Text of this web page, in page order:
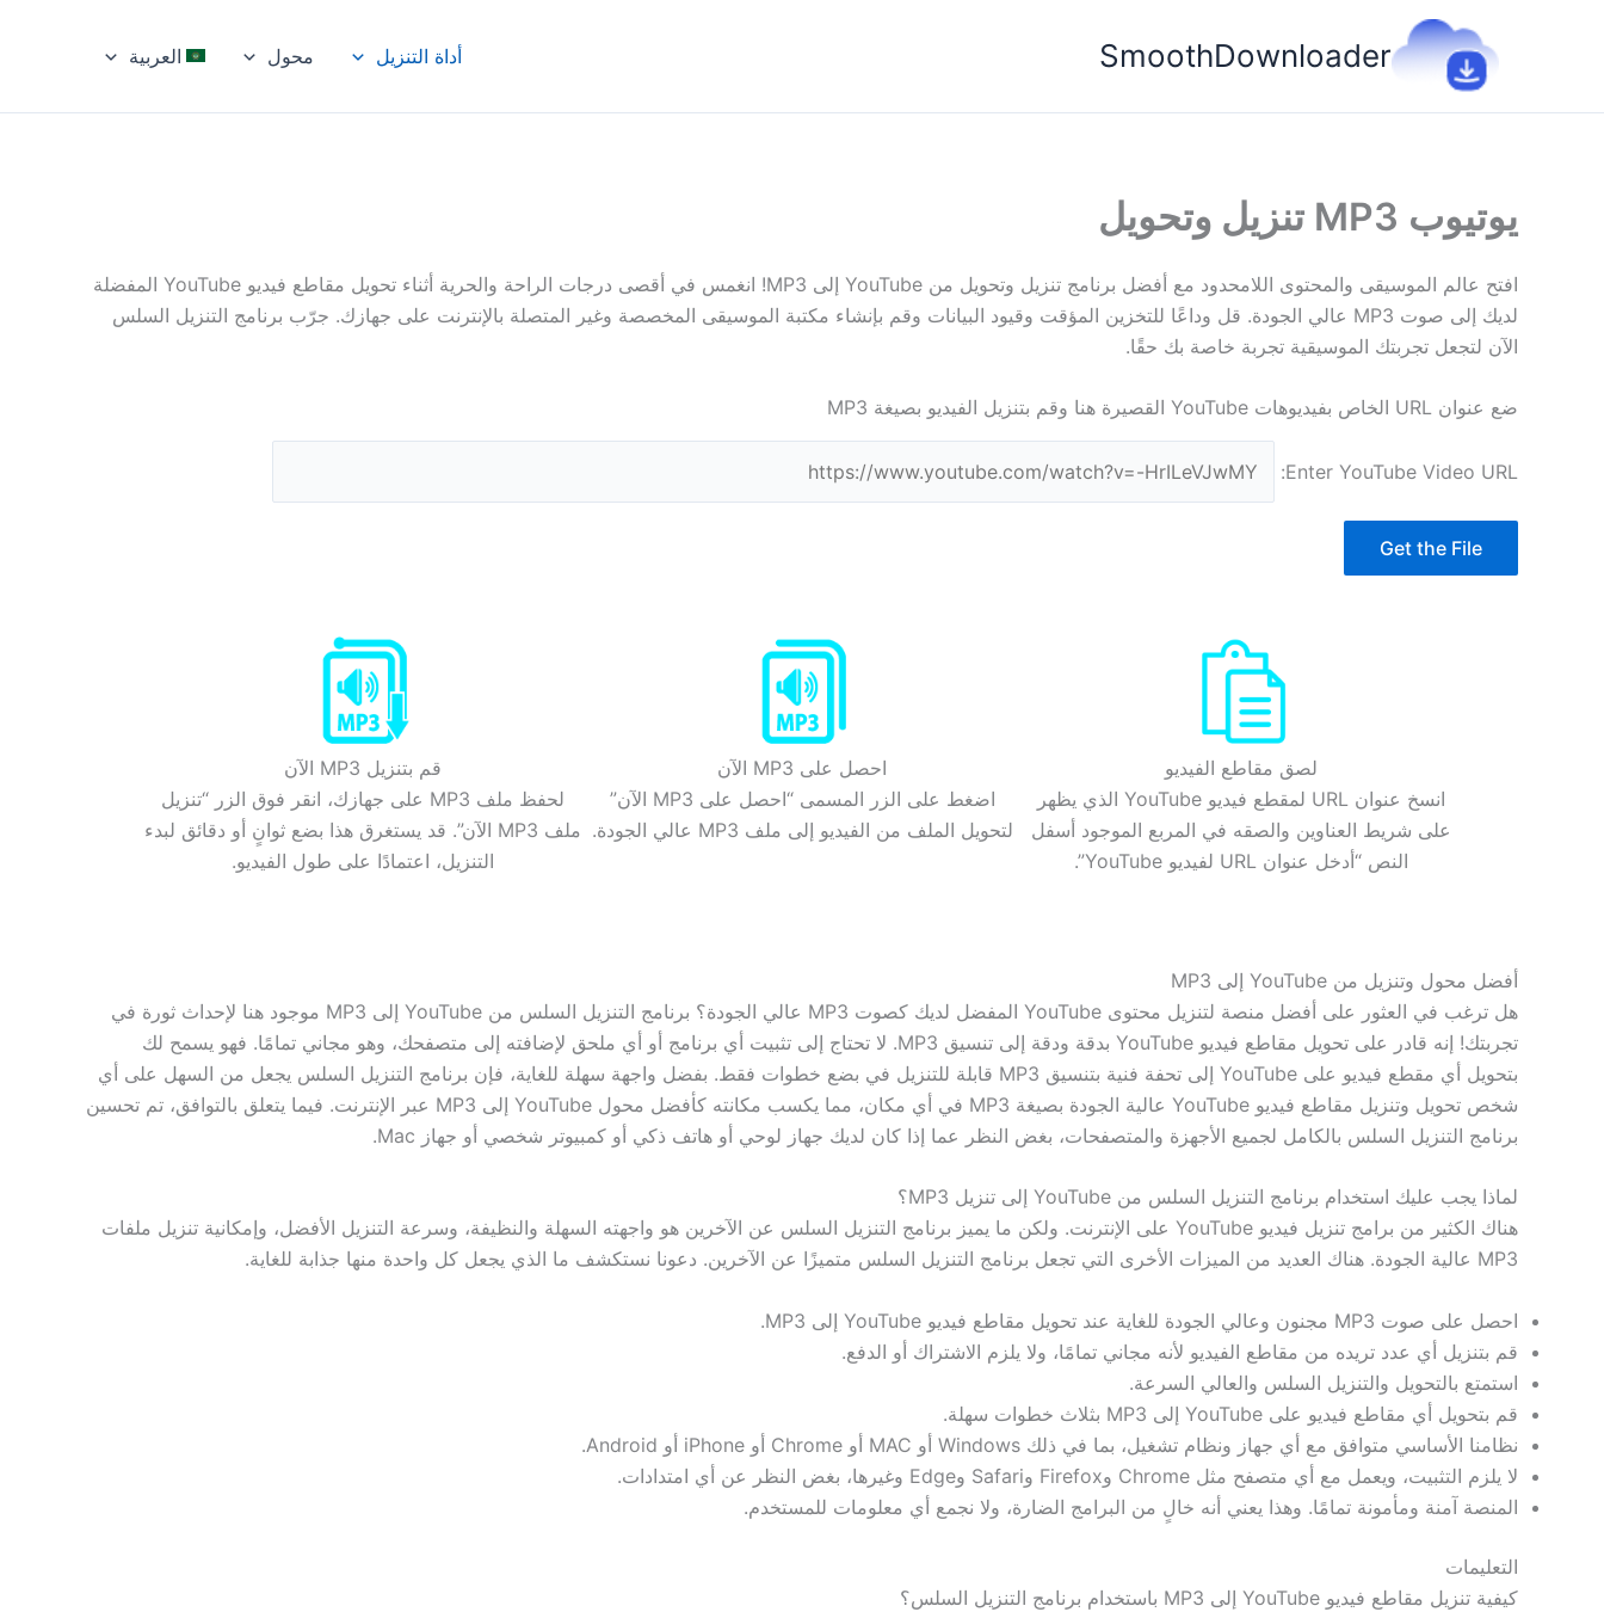
SmoothDownloader أداة التنزيل محول العربية
يوتيوب MP3 تنزيل وتحويل
افتح عالم الموسيقى والمحتوى اللامحدود مع أفضل برنامج تنزيل وتحويل من YouTube إلى MP3! انغمس في أقصى درجات الراحة والحرية أثناء تحويل مقاطع فيديو YouTube المفضلة
لديك إلى صوت MP3 عالي الجودة. قل وداعًا للتخزين المؤقت وقيود البيانات وقم بإنشاء مكتبة الموسيقى المخصصة وغير المتصلة بالإنترنت على جهازك. جرّب برنامج التنزيل السلس
الآن لتجعل تجربتك الموسيقية تجربة خاصة بك حقًا.
ضع عنوان URL الخاص بفيديوهات YouTube القصيرة هنا وقم بتنزيل الفيديو بصيغة MP3
Enter YouTube Video URL:
Get the File
لصق مقاطع الفيديو
انسخ عنوان URL لمقطع فيديو YouTube الذي يظهر
على شريط العناوين والصقه في المربع الموجود أسفل
النص “أدخل عنوان URL لفيديو YouTube”.
احصل على MP3 الآن
اضغط على الزر المسمى “احصل على MP3 الآن”
لتحويل الملف من الفيديو إلى ملف MP3 عالي الجودة.
قم بتنزيل MP3 الآن
لحفظ ملف MP3 على جهازك، انقر فوق الزر “تنزيل
ملف MP3 الآن”. قد يستغرق هذا بضع ثوانٍ أو دقائق لبدء
التنزيل، اعتمادًا على طول الفيديو.
أفضل محول وتنزيل من YouTube إلى MP3
هل ترغب في العثور على أفضل منصة لتنزيل محتوى YouTube المفضل لديك كصوت MP3 عالي الجودة؟ برنامج التنزيل السلس من YouTube إلى MP3 موجود هنا لإحداث ثورة في
تجربتك! إنه قادر على تحويل مقاطع فيديو YouTube بدقة ودقة إلى تنسيق MP3. لا تحتاج إلى تثبيت أي برنامج أو أي ملحق لإضافته إلى متصفحك، وهو مجاني تمامًا. فهو يسمح لك
بتحويل أي مقطع فيديو على YouTube إلى تحفة فنية بتنسيق MP3 قابلة للتنزيل في بضع خطوات فقط. بفضل واجهة سهلة للغاية، فإن برنامج التنزيل السلس يجعل من السهل على أي
شخص تحويل وتنزيل مقاطع فيديو YouTube عالية الجودة بصيغة MP3 في أي مكان، مما يكسب مكانته كأفضل محول YouTube إلى MP3 عبر الإنترنت. فيما يتعلق بالتوافق، تم تحسين
برنامج التنزيل السلس بالكامل لجميع الأجهزة والمتصفحات، بغض النظر عما إذا كان لديك جهاز لوحي أو هاتف ذكي أو كمبيوتر شخصي أو جهاز Mac.
لماذا يجب عليك استخدام برنامج التنزيل السلس من YouTube إلى تنزيل MP3؟
هناك الكثير من برامج تنزيل فيديو YouTube على الإنترنت. ولكن ما يميز برنامج التنزيل السلس عن الآخرين هو واجهته السهلة والنظيفة، وسرعة التنزيل الأفضل، وإمكانية تنزيل ملفات
MP3 عالية الجودة. هناك العديد من الميزات الأخرى التي تجعل برنامج التنزيل السلس متميزًا عن الآخرين. دعونا نستكشف ما الذي يجعل كل واحدة منها جذابة للغاية.
احصل على صوت MP3 مجنون وعالي الجودة للغاية عند تحويل مقاطع فيديو YouTube إلى MP3.
قم بتنزيل أي عدد تريده من مقاطع الفيديو لأنه مجاني تمامًا، ولا يلزم الاشتراك أو الدفع.
استمتع بالتحويل والتنزيل السلس والعالي السرعة.
قم بتحويل أي مقاطع فيديو على YouTube إلى MP3 بثلاث خطوات سهلة.
نظامنا الأساسي متوافق مع أي جهاز ونظام تشغيل، بما في ذلك Windows أو MAC أو Chrome أو iPhone أو Android.
لا يلزم التثبيت، ويعمل مع أي متصفح مثل Chrome وFirefox وSafari وEdge وغيرها، بغض النظر عن أي امتدادات.
المنصة آمنة ومأمونة تمامًا. وهذا يعني أنه خالٍ من البرامج الضارة، ولا نجمع أي معلومات للمستخدم.
التعليمات
كيفية تنزيل مقاطع فيديو YouTube إلى MP3 باستخدام برنامج التنزيل السلس؟